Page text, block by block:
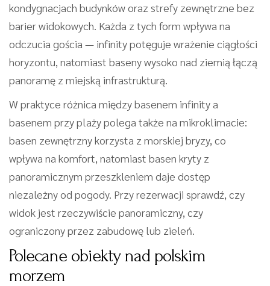
kondygnacjach budynków oraz strefy zewnętrzne bez
barier widokowych. Każda z tych form wpływa na
odczucia gościa — infinity potęguje wrażenie ciągłości
horyzontu, natomiast baseny wysoko nad ziemią łączą
panoramę z miejską infrastrukturą.
W praktyce różnica między basenem infinity a
basenem przy plaży polega także na mikroklimacie:
basen zewnętrzny korzysta z morskiej bryzy, co
wpływa na komfort, natomiast basen kryty z
panoramicznym przeszkleniem daje dostęp
niezależny od pogody. Przy rezerwacji sprawdź, czy
widok jest rzeczywiście panoramiczny, czy
ograniczony przez zabudowę lub zieleń.
Polecane obiekty nad polskim
morzem